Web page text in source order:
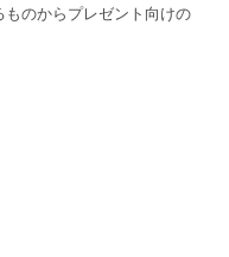
のからプレゼント向けの